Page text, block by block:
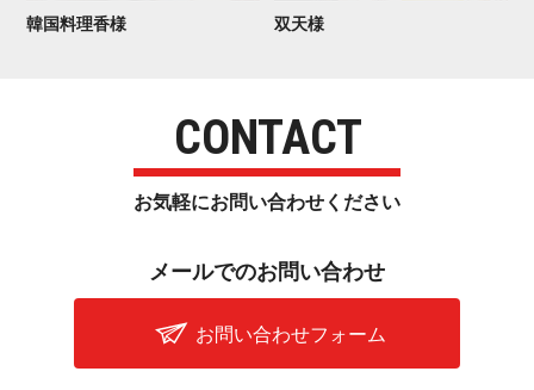
韓国 料 理 香 様 双 天 様
CONTACT
お気軽にお問い合わせ く だ さ い
メールでのお問 い 合 わ せ
お問い合わせフォーム